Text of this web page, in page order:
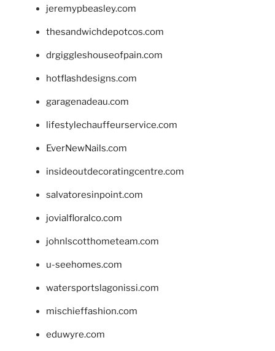
jeremypbeasley.com
thesandwichdepotcos.com
drgiggleshouseofpain.com
hotflashdesigns.com
garagenadeau.com
lifestylechauffeurservice.com
EverNewNails.com
insideoutdecoratingcentre.com
salvatoresinpoint.com
jovialfloralco.com
johnlscotthometeam.com
u-seehomes.com
watersportslagonissi.com
mischieffashion.com
eduwyre.com